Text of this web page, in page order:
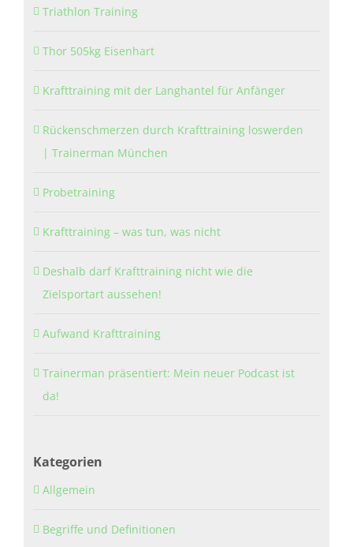
Triathlon Training
Thor 505kg Eisenhart
Krafttraining mit der Langhantel für Anfänger
Rückenschmerzen durch Krafttraining loswerden
| Trainerman München
Probetraining
Krafttraining – was tun, was nicht
Deshalb darf Krafttraining nicht wie die
Zielsportart aussehen!
Aufwand Krafttraining
Trainerman präsentiert: Mein neuer Podcast ist
da!
Kategorien
Allgemein
Begriffe und Definitionen